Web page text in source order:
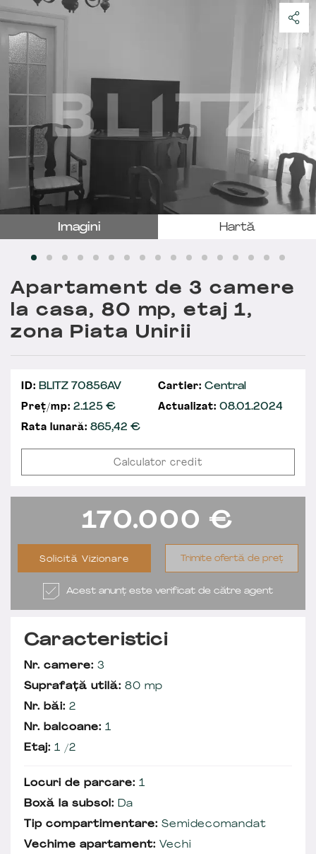
Imagini Hartă
Apartament de 3 camere
la casa, 80 mp, etaj 1,
zona Piata Unirii
ID: BLITZ 70856AV Cartier: Central
Preț/mp: 2.125 € Actualizat: 08.01.2024
Rata lunară: 865,42 €
Calculator credit
170.000 €
Solicită Vizionare Trimite ofertă de preț
Acest anunț este verificat de către agent
Caracteristici
Nr. camere: 3
Suprafață utilă: 80 mp
Nr. băi: 2
Nr. balcoane: 1
Etaj: 1 /2
Locuri de parcare: 1
Boxă la subsol: Da
Tip compartimentare: Semidecomandat
Vechime apartament: Vechi